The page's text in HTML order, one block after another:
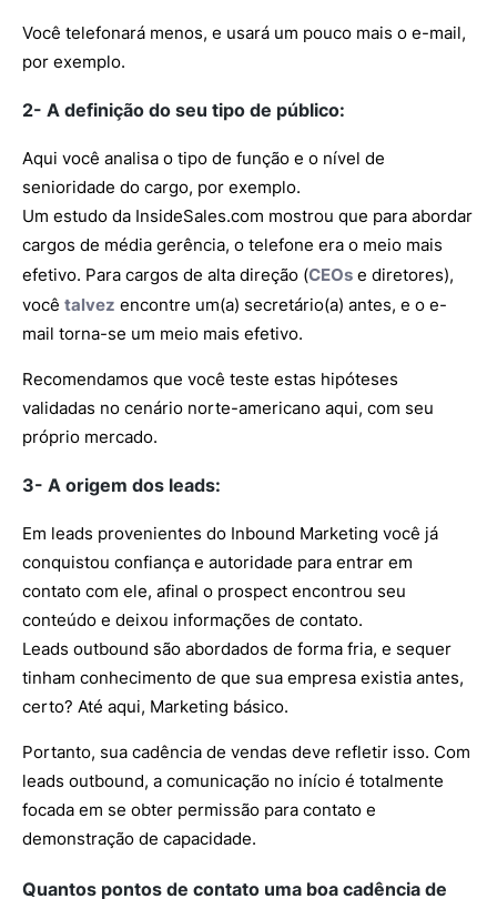
Você telefonará menos, e usará um pouco mais o e-mail,
por exemplo.
2- A definição do seu tipo de público:
Aqui você analisa o tipo de função e o nível de
senioridade do cargo, por exemplo.
Um estudo da InsideSales.com mostrou que para abordar
cargos de média gerência, o telefone era o meio mais
efetivo. Para cargos de alta direção (CEOs e diretores),
você talvez encontre um(a) secretário(a) antes, e o e-
mail torna-se um meio mais efetivo.
Recomendamos que você teste estas hipóteses
validadas no cenário norte-americano aqui, com seu
próprio mercado.
3- A origem dos leads:
Em leads provenientes do Inbound Marketing você já
conquistou confiança e autoridade para entrar em
contato com ele, afinal o prospect encontrou seu
conteúdo e deixou informações de contato.
Leads outbound são abordados de forma fria, e sequer
tinham conhecimento de que sua empresa existia antes,
certo? Até aqui, Marketing básico.
Portanto, sua cadência de vendas deve refletir isso. Com
leads outbound, a comunicação no início é totalmente
focada em se obter permissão para contato e
demonstração de capacidade.
Quantos pontos de contato uma boa cadência de